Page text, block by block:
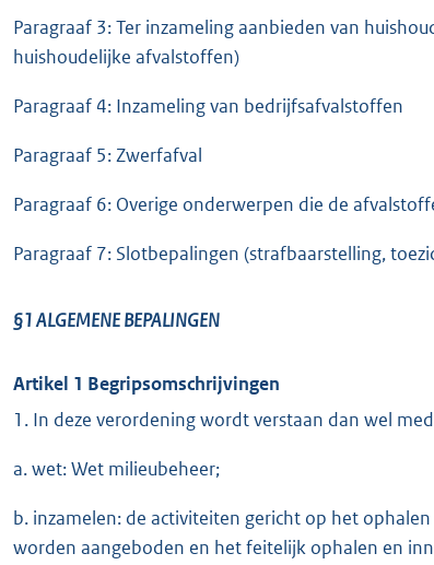
Paragraaf 3: Ter inzameling aanbieden van
huishoudelijke afvalstoffen)
Paragraaf 4: Inzameling van bedrijfsafvalstoffen
Paragraaf 5: Zwerfafval
Paragraaf 6: Overige onderwerpen die de
Paragraaf 7: Slotbepalingen (strafbaarstelling,
§1 ALGEMENE BEPALINGEN
Artikel 1 Begripsomschrijvingen
1. In deze verordening wordt verstaan dan wel
a. wet: Wet milieubeheer;
b. inzamelen: de activiteiten gericht op het
worden aangeboden en het feitelijk ophalen en